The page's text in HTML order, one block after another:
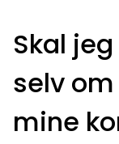
Skal
selv
mine